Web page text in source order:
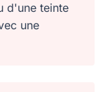
d'une teinte
une